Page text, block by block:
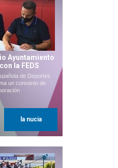
Ayuntamiento
la FEDS
de Deportes
un convenio de
la nucia